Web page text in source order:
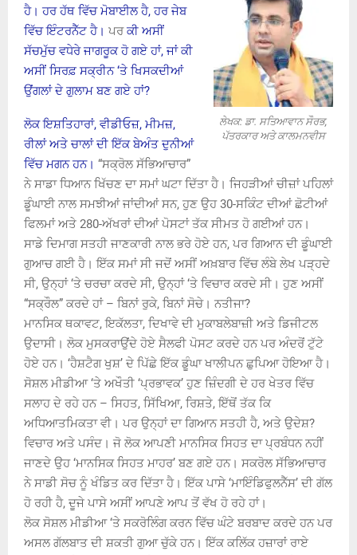
ਲੇਖਕ: ਡਾ. ਸਤਿਆਵਾਨ ਸੌਰਭ,
ਪੱਤਰਕਾਰ ਅਤੇ ਕਾਲਮਨਵੀਸ
ਹੈ। ਹਰ ਹੱਥ ਵਿੱਚ ਮੋਬਾਈਲ ਹੈ, ਹਰ ਜੇਬ
ਵਿੱਚ ਇੰਟਰਨੈੱਟ ਹੈ। ਪਰਕੀ ਅਸੀਂ
ਸੱਚਮੁੱਚ ਵਧੇਰੇ ਜਾਗਰੂਕ ਹੋ ਗਏ ਹਾਂ, ਜਾਂ ਕੀ
ਅਸੀਂ ਸਿਰਫ਼ ਸਕ੍ਰੀਨ ‘ਤੇ ਖਿਸਕਦੀਆਂ
ਉਂਗਲਾਂ ਦੇ ਗੁਲਾਮ ਬਣ ਗਏ ਹਾਂ?
ਲੋਕ ਇਸ਼ਤਿਹਾਰਾਂ, ਵੀਡੀਓਜ਼, ਮੀਮਜ਼,
ਰੀਲਾਂ ਅਤੇ ਚਾਲਾਂ ਦੀ ਇੱਕ ਬੇਅੰਤ ਦੁਨੀਆਂ
ਵਿੱਚ ਮਗਨ ਹਨ। “ਸਕ੍ਰੋਲ ਸੱਭਿਆਚਾਰ”
ਨੇ ਸਾਡਾ ਧਿਆਨ ਖਿੱਚਣ ਦਾ ਸਮਾਂ ਘਟਾ ਦਿੱਤਾ ਹੈ। ਜਿਹੜੀਆਂ ਚੀਜ਼ਾਂ ਪਹਿਲਾਂ
ਡੂੰਘਾਈ ਨਾਲ ਸਮਝੀਆਂ ਜਾਂਦੀਆਂ ਸਨ, ਹੁਣ ਉਹ 30-ਸਕਿੰਟ ਦੀਆਂ ਛੋਟੀਆਂ
ਫਿਲਮਾਂ ਅਤੇ 280-ਅੱਖਰਾਂ ਦੀਆਂ ਪੋਸਟਾਂ ਤੱਕ ਸੀਮਤ ਹੋ ਗਈਆਂ ਹਨ।
ਸਾਡੇ ਦਿਮਾਗ ਸਤਹੀ ਜਾਣਕਾਰੀ ਨਾਲ ਭਰੇ ਹੋਏ ਹਨ, ਪਰ ਗਿਆਨ ਦੀ ਡੂੰਘਾਈ
ਗੁਆਚ ਗਈ ਹੈ। ਇੱਕ ਸਮਾਂ ਸੀ ਜਦੋਂ ਅਸੀਂ ਅਖ਼ਬਾਰ ਵਿੱਚ ਲੰਬੇ ਲੇਖ ਪੜ੍ਹਦੇ
ਸੀ, ਉਨ੍ਹਾਂ ‘ਤੇ ਚਰਚਾ ਕਰਦੇ ਸੀ, ਉਨ੍ਹਾਂ ‘ਤੇ ਵਿਚਾਰ ਕਰਦੇ ਸੀ। ਹੁਣ ਅਸੀਂ
“ਸਕ੍ਰੌਲ” ਕਰਦੇ ਹਾਂ – ਬਿਨਾਂ ਰੁਕੇ, ਬਿਨਾਂ ਸੋਚੇ। ਨਤੀਜਾ?
ਮਾਨਸਿਕ ਥਕਾਵਟ, ਇਕੱਲਤਾ, ਦਿਖਾਵੇ ਦੀ ਮੁਕਾਬਲੇਬਾਜ਼ੀ ਅਤੇ ਡਿਜੀਟਲ
ਉਦਾਸੀ। ਲੋਕ ਮੁਸਕਰਾਉਂਦੇ ਹੋਏ ਸੈਲਫੀ ਪੋਸਟ ਕਰਦੇ ਹਨ ਪਰ ਅੰਦਰੋਂ ਟੁੱਟੇ
ਹੋਏ ਹਨ। ‘ਹੈਸ਼ਟੈਗ ਖੁਸ਼’ ਦੇ ਪਿੱਛੇ ਇੱਕ ਡੂੰਘਾ ਖਾਲੀਪਨ ਛੁਪਿਆ ਹੋਇਆ ਹੈ।
ਸੋਸ਼ਲ ਮੀਡੀਆ ‘ਤੇ ਅਖੌਤੀ ‘ਪ੍ਰਭਾਵਕ’ ਹੁਣ ਜ਼ਿੰਦਗੀ ਦੇ ਹਰ ਖੇਤਰ ਵਿੱਚ
ਸਲਾਹ ਦੇ ਰਹੇ ਹਨ – ਸਿਹਤ, ਸਿੱਖਿਆ, ਰਿਸ਼ਤੇ, ਇੱਥੋਂ ਤੱਕ ਕਿ
ਅਧਿਆਤਮਿਕਤਾ ਵੀ। ਪਰ ਉਨ੍ਹਾਂ ਦਾ ਗਿਆਨ ਸਤਹੀ ਹੈ, ਅਤੇ ਉਦੇਸ਼?
ਵਿਚਾਰ ਅਤੇ ਪਸੰਦ। ਜੋ ਲੋਕ ਆਪਣੀ ਮਾਨਸਿਕ ਸਿਹਤ ਦਾ ਪ੍ਰਬੰਧਨ ਨਹੀਂ
ਜਾਣਦੇ ਉਹ ‘ਮਾਨਸਿਕ ਸਿਹਤ ਮਾਹਰ’ ਬਣ ਗਏ ਹਨ। ਸਕਰੋਲ ਸੱਭਿਆਚਾਰ
ਨੇ ਸਾਡੀ ਸੋਚ ਨੂੰ ਖੰਡਿਤ ਕਰ ਦਿੱਤਾ ਹੈ। ਇੱਕ ਪਾਸੇ ‘ਮਾਇੰਡਿਫੁਲਨੈੱਸ’ ਦੀ ਗੱਲ
ਹੋ ਰਹੀ ਹੈ, ਦੂਜੇ ਪਾਸੇ ਅਸੀਂ ਆਪਣੇ ਆਪ ਤੋਂ ਵੱਖ ਹੋ ਰਹੇ ਹਾਂ।
ਲੋਕ ਸੋਸ਼ਲ ਮੀਡੀਆ ‘ਤੇ ਸਕਰੋਲਿੰਗ ਕਰਨ ਵਿੱਚ ਘੰਟੇ ਬਰਬਾਦ ਕਰਦੇ ਹਨ ਪਰ
ਅਸਲ ਗੱਲਬਾਤ ਦੀ ਸ਼ਕਤੀ ਗੁਆ ਚੁੱਕੇ ਹਨ। ਇੱਕ ਕਲਿੱਕ ਹਜ਼ਾਰਾਂ ਰਾਏ